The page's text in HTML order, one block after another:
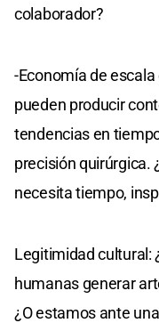
colaborador?
-Economía de
pueden producir
tendencias en
precisión quirúrgica.
necesita tiempo,
Legitimidad cultural:
humanas generar
¿O estamos ante